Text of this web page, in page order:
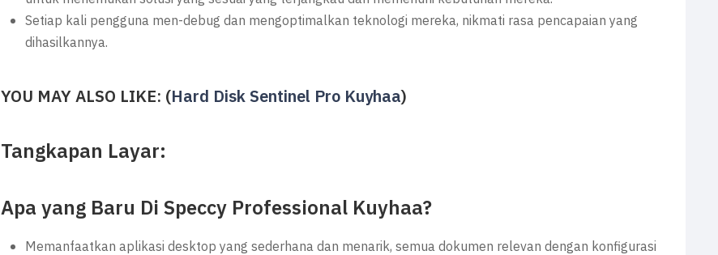
Setiap kali pengguna men-debug dan mengoptimalkan teknologi mereka, nikmati rasa pencapaian yang
dihasilkannya.
YOU MAY ALSO LIKE: (Hard Disk Sentinel Pro Kuyhaa)
Tangkapan Layar:
Apa yang Baru Di Speccy Professional Kuyhaa?
Memanfaatkan aplikasi desktop yang sederhana dan menarik, semua dokumen relevan dengan konfigurasi